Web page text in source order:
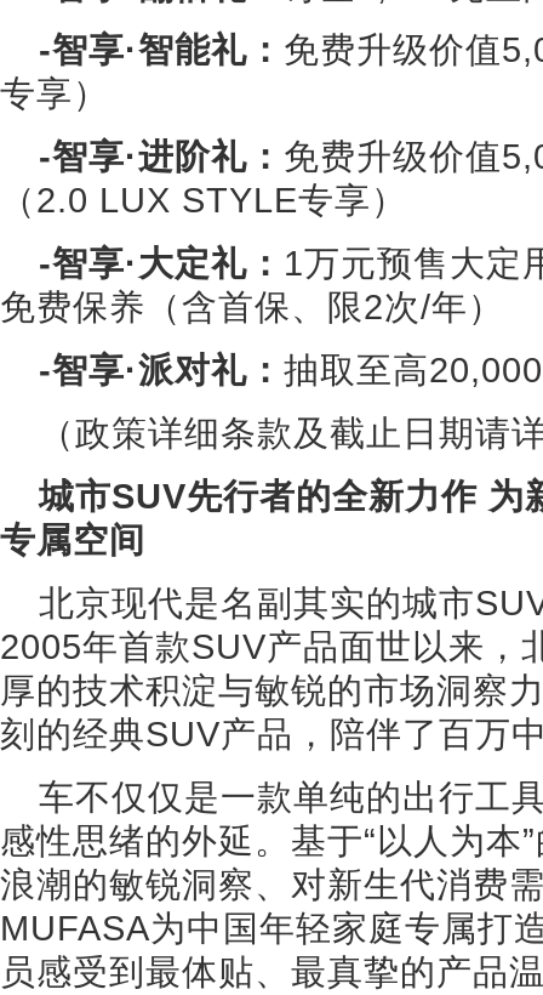
-智享·智能礼： 免费升级价值
专享）
-智享·进阶礼： 免费升级价值
（2.0 LUX STYLE专享）
-智享·大定礼： 1万元预售大定
免费保养（含首保、限2次/年）
-智享·派对礼： 抽取至高
（政策详细条款及截止日期请
城市SUV先行者的全新力作 为
专属空间
北京现代是名副其实的城市
2005年首款SUV产品面世以来，
厚的技术积淀与敏锐的市场洞察
刻的经典SUV产品，陪伴了百万
车不仅仅是一款单纯的出行工
感性思绪的外延。基于“以人为本
浪潮的敏锐洞察、对新生代消费
MUFASA为中国年轻家庭专属打
员感受到最体贴、最真挚的产品